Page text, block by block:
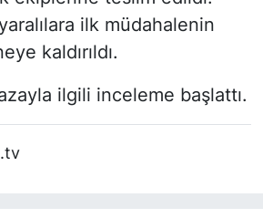
ilk müdahalenin
kaldırıldı.
ilgili inceleme başlattı.